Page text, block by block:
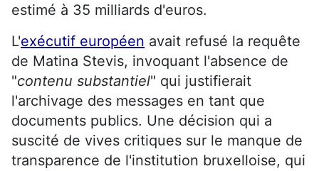
estimé à 35 milliards d'euros.
L'exécutif européen avait refusé la requête
de Matina Stevis, invoquant l'absence de
"contenu substantiel" qui justifierait
l'archivage des messages en tant que
documents publics. Une décision qui a
suscité de vives critiques sur le manque de
transparence de l'institution bruxelloise, qui